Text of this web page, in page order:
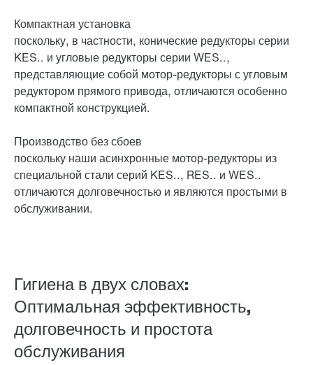
Гигиена в двух словах:
Оптимальная эффективность,
долговечность и простота
обслуживания
Компактная установка
поскольку, в частности, конические редукторы серии
KES.. и угловые редукторы серии WES..,
представляющие собой мотор-редукторы с угловым
редуктором прямого привода, отличаются особенно
компактной конструкцией.
Производство без сбоев
поскольку наши асинхронные мотор-редукторы из
специальной стали серий KES.., RES.. и WES..
отличаются долговечностью и являются простыми в
обслуживании.